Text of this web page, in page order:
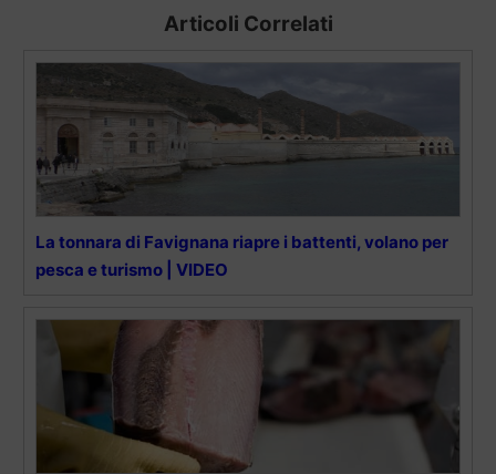
Articoli Correlati
La tonnara di Favignana riapre i battenti, volano per
pesca e turismo | VIDEO